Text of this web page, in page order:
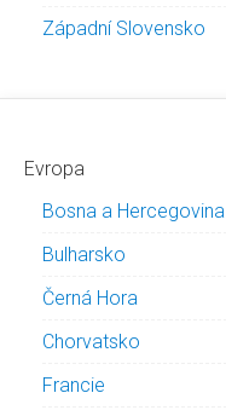
Západní Slovensko
Evropa
Bosna a Hercegovina
Bulharsko
Černá Hora
Chorvatsko
Francie